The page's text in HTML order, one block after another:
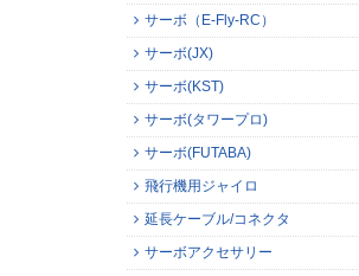
サーボ（E-Fly-RC）
サーボ(JX)
サーボ(KST)
サーボ(タワープロ)
サーボ(FUTABA)
飛行機用ジャイロ
延長ケーブル/コネクタ
サーボアクセサリー